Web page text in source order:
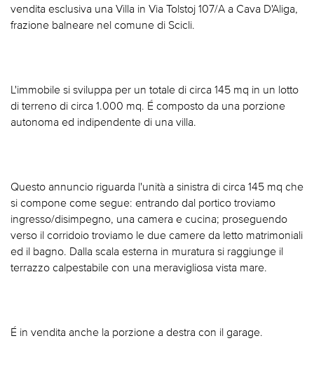
vendita esclusiva una Villa in Via Tolstoj 107/A a Cava D'Aliga,
frazione balneare nel comune di Scicli.
L'immobile si sviluppa per un totale di circa 145 mq in un lotto
di terreno di circa 1.000 mq. É composto da una porzione
autonoma ed indipendente di una villa.
Questo annuncio riguarda l'unità a sinistra di circa 145 mq che
si compone come segue: entrando dal portico troviamo
ingresso/disimpegno, una camera e cucina; proseguendo
verso il corridoio troviamo le due camere da letto matrimoniali
ed il bagno. Dalla scala esterna in muratura si raggiunge il
terrazzo calpestabile con una meravigliosa vista mare.
É in vendita anche la porzione a destra con il garage.